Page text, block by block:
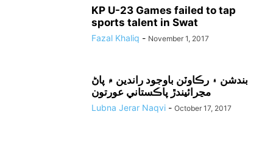
KP U-23 Games failed to tap
sports talent in Swat
Fazal Khaliq - November 1, 2017
بندشن ۽ رڪاوٽن باوجود راندين ۾ پاڻ
مڃرائيندڙ پاڪستاني عورتون
Lubna Jerar Naqvi - October 17, 2017